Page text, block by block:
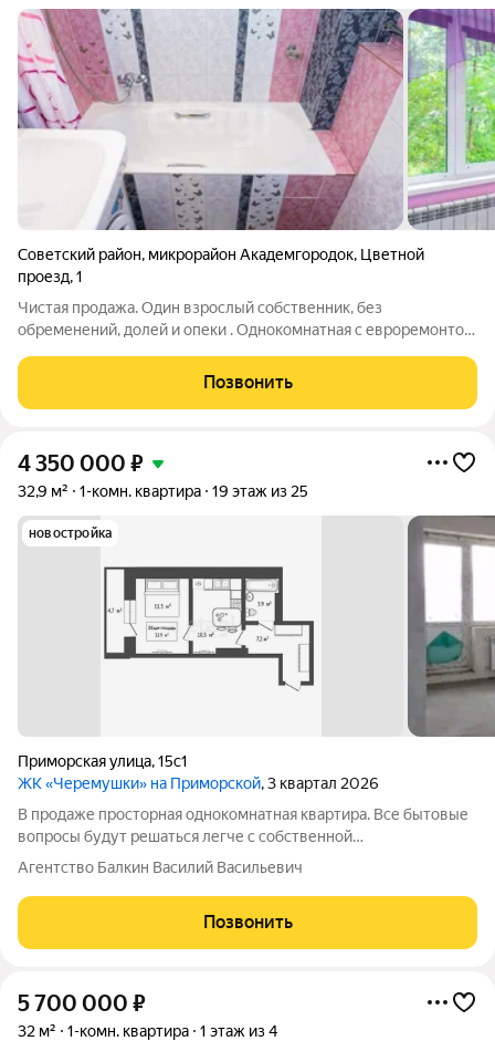
Советский район, микрорайон Академгородок, Цветной
проезд,1
Чистая продажа. Один взрослый собственник, без
обременений, долей и опеки . Однокомнатная с евроремонтом
минут до НГУ, институты, остановка "Дом ученых", сам Дом
ученых, Clever, ТЦ
Позвонить
4 350 000 ₽
32,9 м² 1-комн. квартира 19 этаж из 25
новостройка
Приморская улица,15с1
ЖК «Черемушки» на Приморской, 3 квартал 2026
В продаже просторная однокомнатная квартира. Все бытовые
вопросы будут решаться легче с собственной
профессиональной УК. Дежурный электрик, сантехник и
дружелюбный консьерж на 1 этаже поможет
Агентство Балкин Василий Васильевич
Позвонить
5 700 000 ₽
32 м² 1-комн. квартира 1 этаж из 4